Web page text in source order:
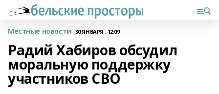
Местные новости 30 ЯНВАРЯ , 12:09
Радий Хабиров обсудил
моральную поддержку
участников СВО